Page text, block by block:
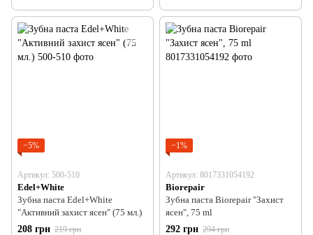
−5%
Артикул: 500-510
Edel+White
Зубна паста Edel+White
"Активний захист ясен" (75 мл.)
208 грн 219 грн
−1%
Артикул: 8017331054192
Biorepair
Зубна паста Biorepair "Захист
ясен", 75 ml
292 грн 294 грн